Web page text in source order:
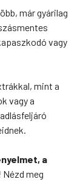
már gyárilag
vagy
mint a
vagy a
a
Nézd meg